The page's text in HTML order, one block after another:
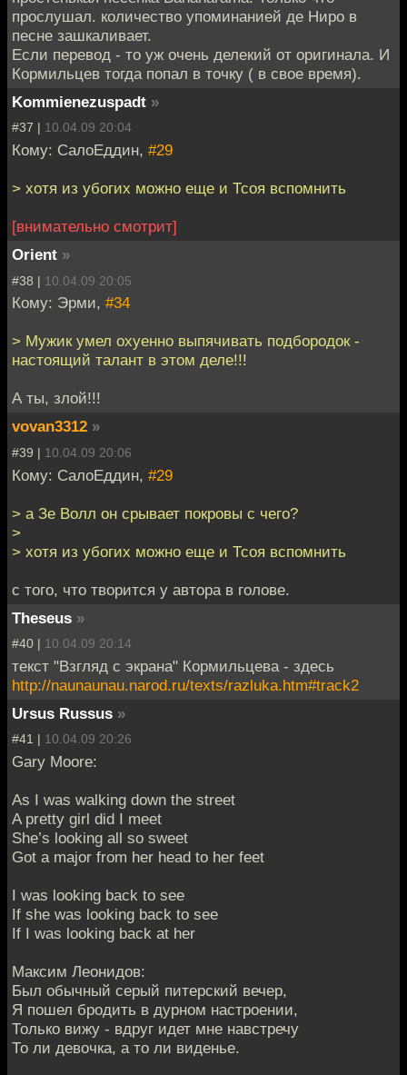
прослушал. количество упоминанией де Ниро в
песне зашкаливает.
Если перевод - то уж очень делекий от оригинала. И
Кормильцев тогда попал в точку ( в свое время).
Kommienezuspadt »
#37 | 10.04.09 20:04
Кому: СалоЕддин, #29
> хотя из убогих можно еще и Тсоя вспомнить
[внимательно смотрит]
Orient »
#38 | 10.04.09 20:05
Кому: Эрми, #34
> Мужик умел охуенно выпячивать подбородок -
настоящий талант в этом деле!!!
А ты, злой!!!
vovan3312 »
#39 | 10.04.09 20:06
Кому: СалоЕддин, #29
> а Зе Волл он срывает покровы с чего?
>
> хотя из убогих можно еще и Тсоя вспомнить
с того, что творится у автора в голове.
Theseus »
#40 | 10.04.09 20:14
текст "Взгляд с экрана" Кормильцева - здесь
http://naunaunau.narod.ru/texts/razluka.htm#track2
Ursus Russus »
#41 | 10.04.09 20:26
Gary Moore:
As I was walking down the street
A pretty girl did I meet
She’s looking all so sweet
Got a major from her head to her feet
I was looking back to see
If she was looking back to see
If I was looking back at her
Максим Леонидов:
Был обычный серый питерский вечер,
Я пошел бродить в дурном настроении,
Только вижу - вдруг идет мне навстречу
То ли девочка, а то ли виденье.